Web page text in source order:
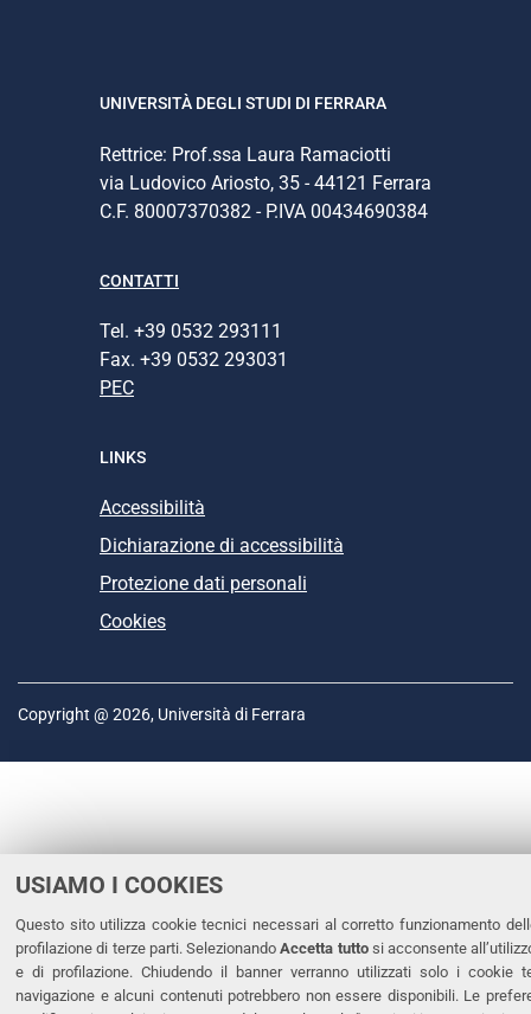
USIAMO I COOKIES
Questo sito utilizza cookie tecnici necessari al corretto funzionamento
profilazione di terze parti. SelezionandoAccetta tuttosi acconsente
e di profilazione. Chiudendo il banner verranno utilizzati solo i cookie
navigazione e alcuni contenuti potrebbero non essere disponibili. Le
UNIVERSITÀ DEGLI STUDI DI FERRARA
Rettrice: Prof.ssa Laura Ramaciotti
via Ludovico Ariosto, 35 - 44121 Ferrara
C.F. 80007370382 - P.IVA 00434690384
CONTATTI
Tel. +39 0532 293111
Fax. +39 0532 293031
PEC
LINKS
Accessibilità
Dichiarazione di accessibilità
Protezione dati personali
Cookies
Copyright @ 2026, Università di Ferrara